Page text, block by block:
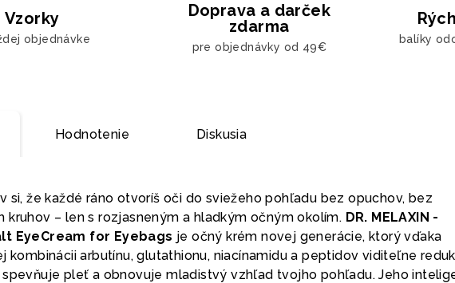
Vzorky
objednávke
Doprava a darček
zdarma
pre objednávky od 49€
balíky
Hodnotenie Diskusia
si, že každé ráno otvoríš oči do sviežeho pohľadu bez opuchov, bez
kruhov – len s rozjasneným a hladkým očným okolím. DR. MELAXIN -
EyeCream for Eyebags je očný krém novej generácie, ktorý vďaka
kombinácii arbutínu, glutathionu, niacínamidu a peptidov viditeľne
spevňuje pleť a obnovuje mladistvý vzhľad tvojho pohľadu. Jeho